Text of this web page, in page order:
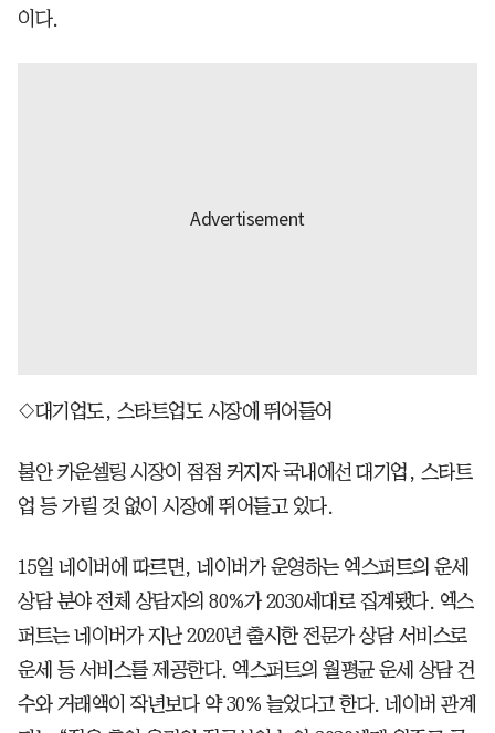
이다.
◇대기업도, 스타트업도 시장에 뛰어들어
불안 카운셀링 시장이 점점 커지자 국내에선 대기업, 스타트
업 등 가릴 것 없이 시장에 뛰어들고 있다.
15일 네이버에 따르면, 네이버가 운영하는 엑스퍼트의 운세
상담 분야 전체 상담자의 80%가 2030세대로 집계됐다. 엑스
퍼트는 네이버가 지난 2020년 출시한 전문가 상담 서비스로
운세 등 서비스를 제공한다. 엑스퍼트의 월평균 운세 상담 건
수와 거래액이 작년보다 약 30% 늘었다고 한다. 네이버 관계